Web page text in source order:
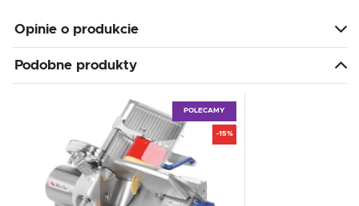
Opinie o produkcie
Podobne produkty
POLECAMY
-15%